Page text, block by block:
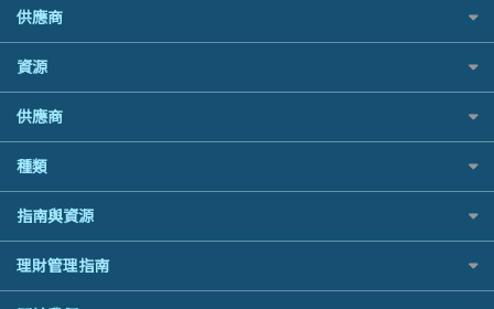
Rabbit Credit月兔信貸
Standard Chartered 渣打銀行
UA 亞洲聯合財務
WeLab Bank
WeLend 貸款
X Wallet 貸款
ZA Bank
SIM
年金資訊
樓宇火險
越南旅遊保險及資訊
長者嘆世界
家庭親子遊
全年周圍飛
手機邊份好
自駕遊比較
相機有得保
最佳滑雪旅遊保險
最適合BB的旅遊保險
Avo
中國銀行
Blue Cross 藍十字
中國平安
大新銀行
Generali 忠意
HSBC滙豐銀行
MSIG 三井住友
Allianz安聯汽車保險
bolttech保障汽車保險
Zurich蘇黎世汽車保險
QBE昆士蘭汽車保險
富途證券
IB盈透證券
老虎證券
uSMART 盈立證券
華盛証券
長橋證券
漲樂全球通｜華泰國際
OSL
StashAway
Syfe
供應商
富途牛牛好唔好？
Webull微牛證券好唔好？
Longbridge長橋證券好唔好？
老虎證券好唔好？
華盛証券好唔好？
漲樂全球通好唔好？
盈立證券 uSMART 好唔好？
Stashaway好唔好？
資源
股票戶口開戶
證券行邊間好？
港股5隻高息ETF精選
什麼是ETF？
香港30大高息股排行
黃金ETF懶人包
供應商
銀行戶口比較
尊尚銀行戶口
Citi Plus
中信銀行inMotion
Airwallex銀行
種類
定期存款
港元定存
人民幣定存
美元定存
指南與資源
理財資訊
識慳識賺
理財管理指南